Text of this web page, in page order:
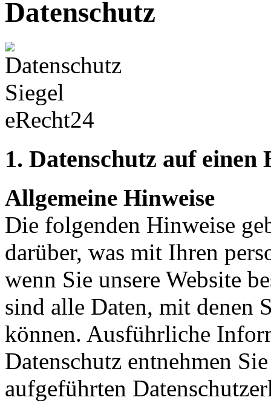
Datenschutz
1. Datenschutz auf einen
Allgemeine Hinweise
Die folgenden Hinweise
darüber, was mit Ihren
wenn Sie unsere Website
sind alle Daten, mit denen
können. Ausführliche
Datenschutz entnehmen
aufgeführten